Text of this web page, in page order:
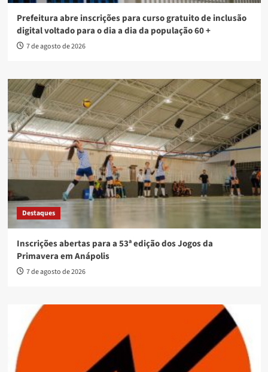
Prefeitura abre inscrições para curso gratuito de inclusão
digital voltado para o dia a dia da população 60 +
7 de agosto de 2026
Destaques
Inscrições abertas para a 53ª edição dos Jogos da
Primavera em Anápolis
7 de agosto de 2026